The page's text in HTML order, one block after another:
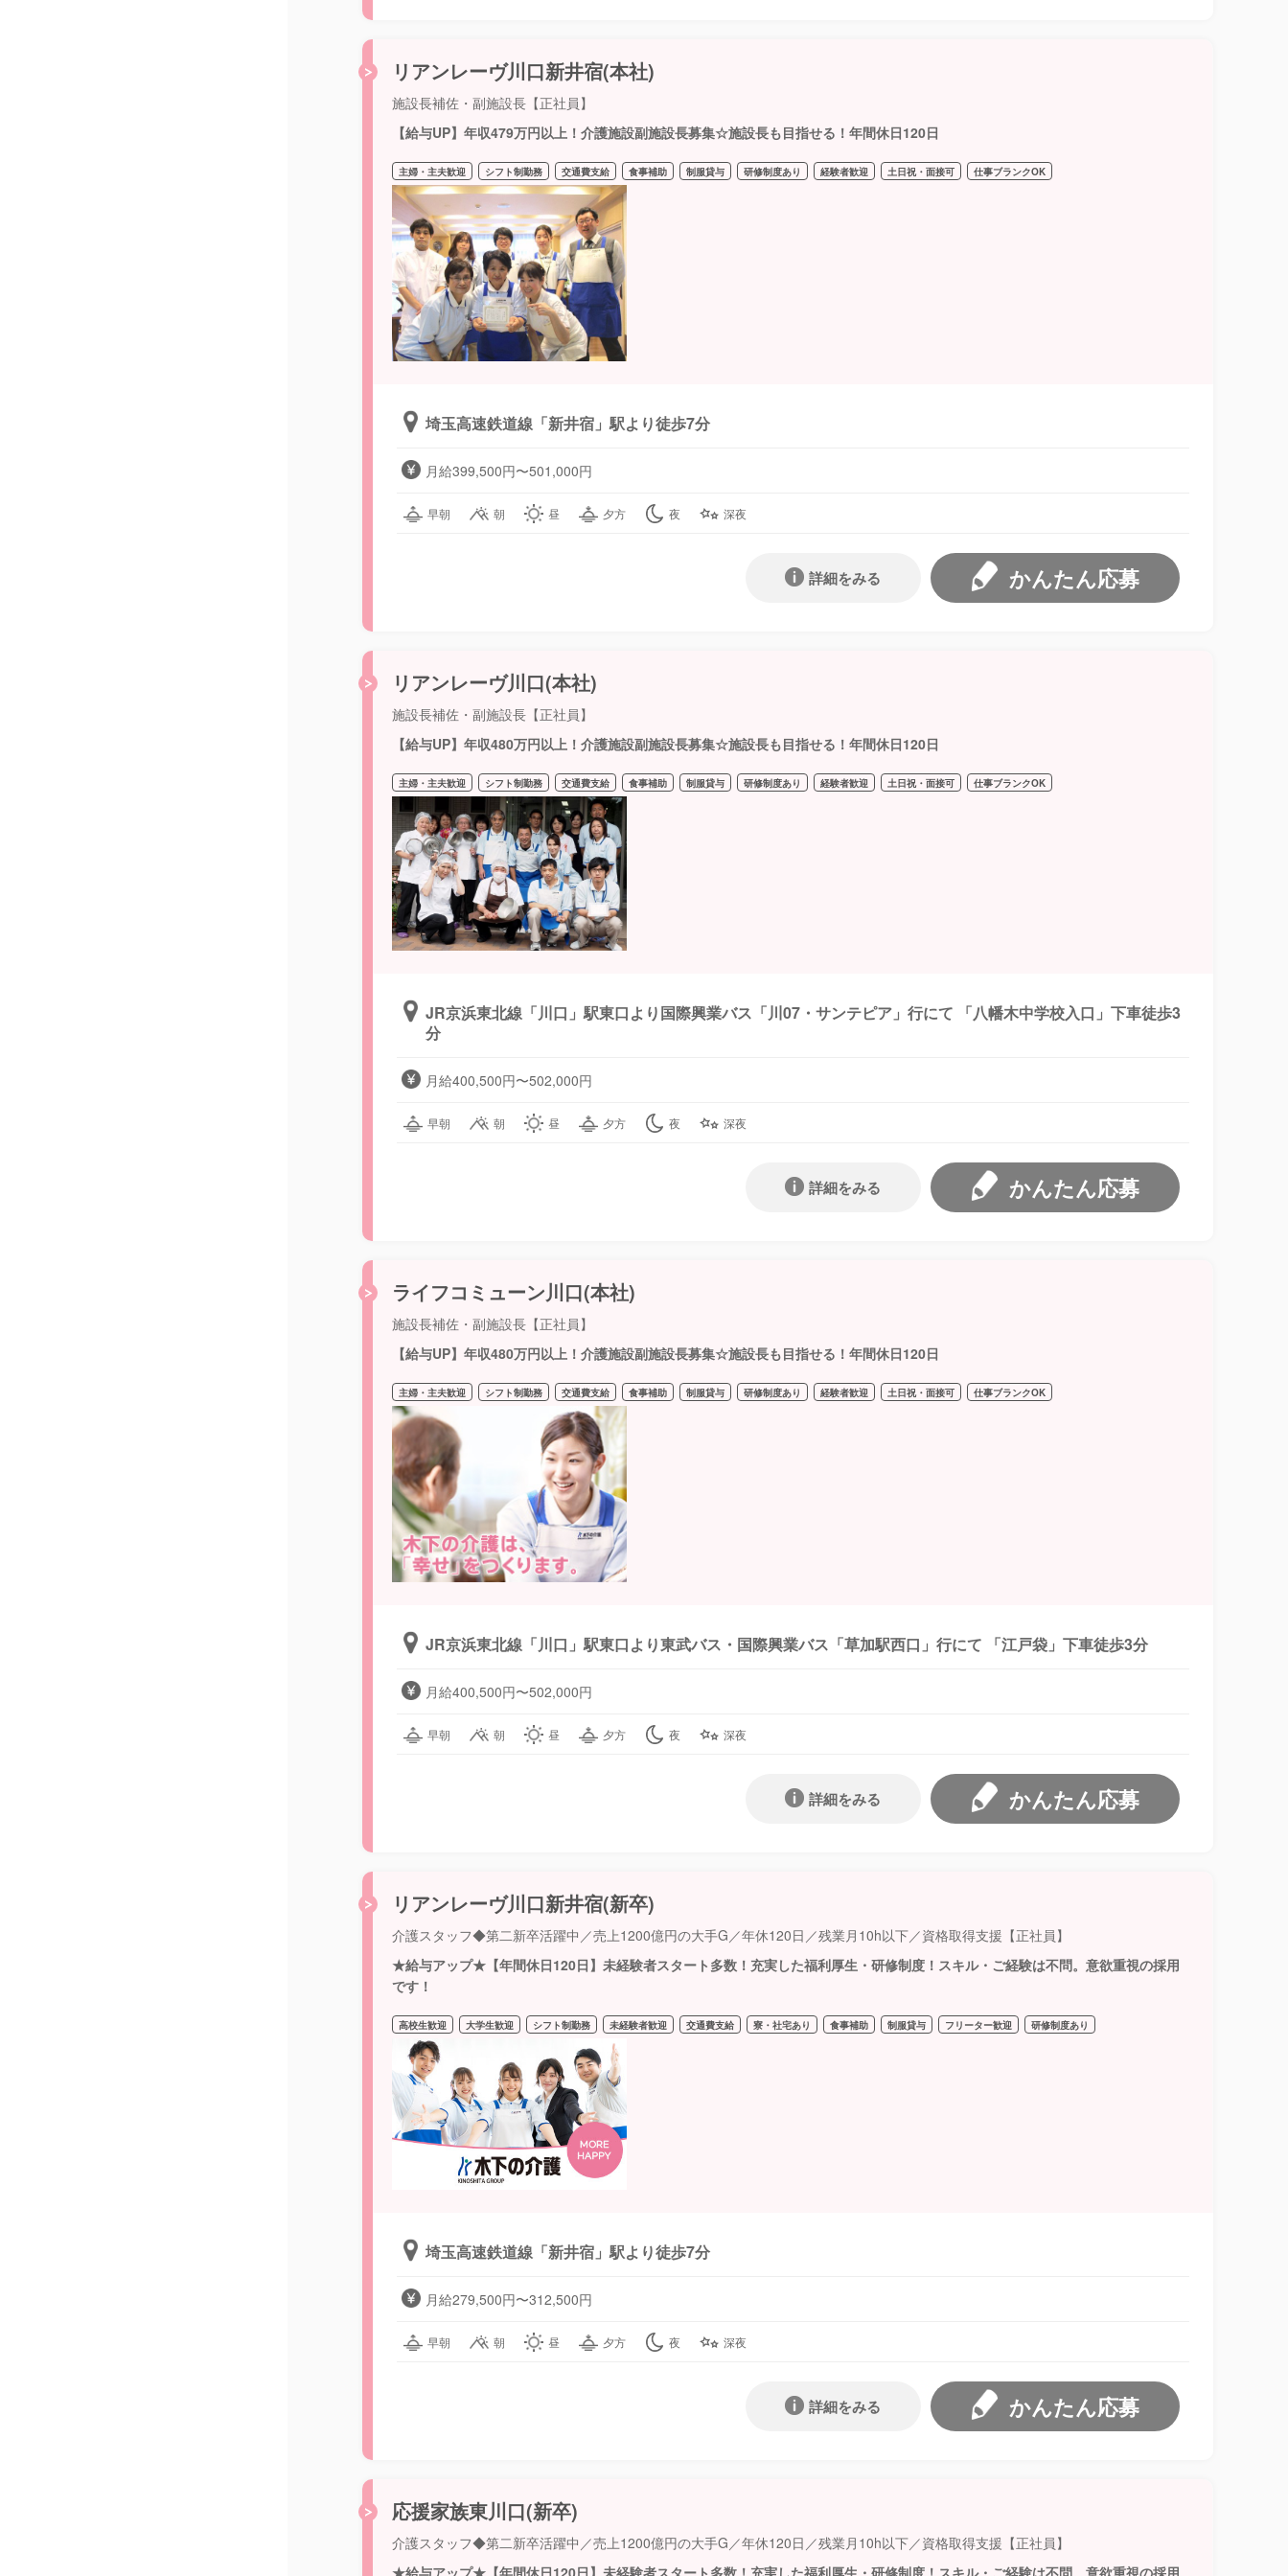
リアンレーヴ川口新井宿(本社)
施設長補佐・副施設長【正社員】
【給与UP】年収479万円以上！介護施設副施設長募集☆施設長も目指せる！年間休日120日
主婦・主夫歓迎 シフト制勤務 交通費支給 食事補助 制服貸与 研修制度あり 経験者歓迎 土日祝・面接可 仕事ブランクOK
埼玉高速鉄道線「新井宿」駅より徒歩7分
月給399,500円〜501,000円
早朝 朝 昼 夕方 夜 深夜
かんたん応募
詳細をみる
リアンレーヴ川口(本社)
施設長補佐・副施設長【正社員】
【給与UP】年収480万円以上！介護施設副施設長募集☆施設長も目指せる！年間休日120日
主婦・主夫歓迎 シフト制勤務 交通費支給 食事補助 制服貸与 研修制度あり 経験者歓迎 土日祝・面接可 仕事ブランクOK
JR京浜東北線「川口」駅東口より国際興業バス「川07・サンテピア」行にて 「八幡木中学校入口」下車徒歩3
分
月給400,500円〜502,000円
早朝 朝 昼 夕方 夜 深夜
かんたん応募
詳細をみる
ライフコミューン川口(本社)
施設長補佐・副施設長【正社員】
【給与UP】年収480万円以上！介護施設副施設長募集☆施設長も目指せる！年間休日120日
主婦・主夫歓迎 シフト制勤務 交通費支給 食事補助 制服貸与 研修制度あり 経験者歓迎 土日祝・面接可 仕事ブランクOK
JR京浜東北線「川口」駅東口より東武バス・国際興業バス「草加駅西口」行にて 「江戸袋」下車徒歩3分
月給400,500円〜502,000円
早朝 朝 昼 夕方 夜 深夜
かんたん応募
詳細をみる
リアンレーヴ川口新井宿(新卒)
介護スタッフ◆第二新卒活躍中／売上1200億円の大手G／年休120日／残業月10h以下／資格取得支援【正社員】
★給与アップ★【年間休日120日】未経験者スタート多数！充実した福利厚生・研修制度！スキル・ご経験は不問。意欲重視の採用
です！
高校生歓迎 大学生歓迎 シフト制勤務 未経験者歓迎 交通費支給 寮・社宅あり 食事補助 制服貸与 フリーター歓迎 研修制度あり
埼玉高速鉄道線「新井宿」駅より徒歩7分
月給279,500円〜312,500円
早朝 朝 昼 夕方 夜 深夜
かんたん応募
詳細をみる
応援家族東川口(新卒)
介護スタッフ◆第二新卒活躍中／売上1200億円の大手G／年休120日／残業月10h以下／資格取得支援【正社員】
★給与アップ★【年間休日120日】未経験者スタート多数！充実した福利厚生・研修制度！スキル・ご経験は不問。意欲重視の採用